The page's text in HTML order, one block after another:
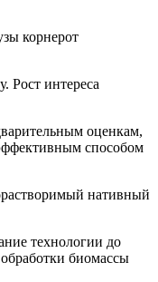
корнерот
Рост интереса
оценкам,
способом
нативный
технологии до
биомассы